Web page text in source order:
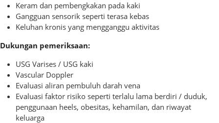
Keram dan pembengkakan pada kaki
Gangguan sensorik seperti terasa kebas
Keluhan kronis yang mengganggu aktivitas
Dukungan pemeriksaan:
USG Varises / USG kaki
Vascular Doppler
Evaluasi aliran pembuluh darah vena
Evaluasi faktor risiko seperti terlalu lama berdiri / duduk,
penggunaan heels, obesitas, kehamilan, dan riwayat
keluarga